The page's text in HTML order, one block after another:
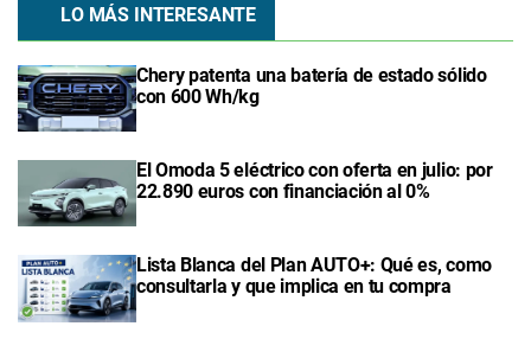
LO MÁS INTERESANTE
Chery patenta una batería de estado sólido
con 600 Wh/kg
El Omoda 5 eléctrico con oferta en julio: por
22.890 euros con financiación al 0%
Lista Blanca del Plan AUTO+: Qué es, como
consultarla y que implica en tu compra